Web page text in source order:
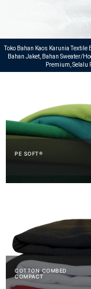
Toko Bahan Kaos Karunia
Bahan Jaket, Bahan Sweater/
Premium, Selalu
PE SOFT®
COTTON COMBED
COMPACT